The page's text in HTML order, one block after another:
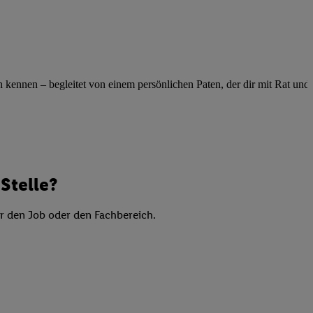
– begleitet von einem persönlichen Paten, der dir mit Rat und
Job oder den Fachbereich.
Informationen,
Verwendung
von Profilen